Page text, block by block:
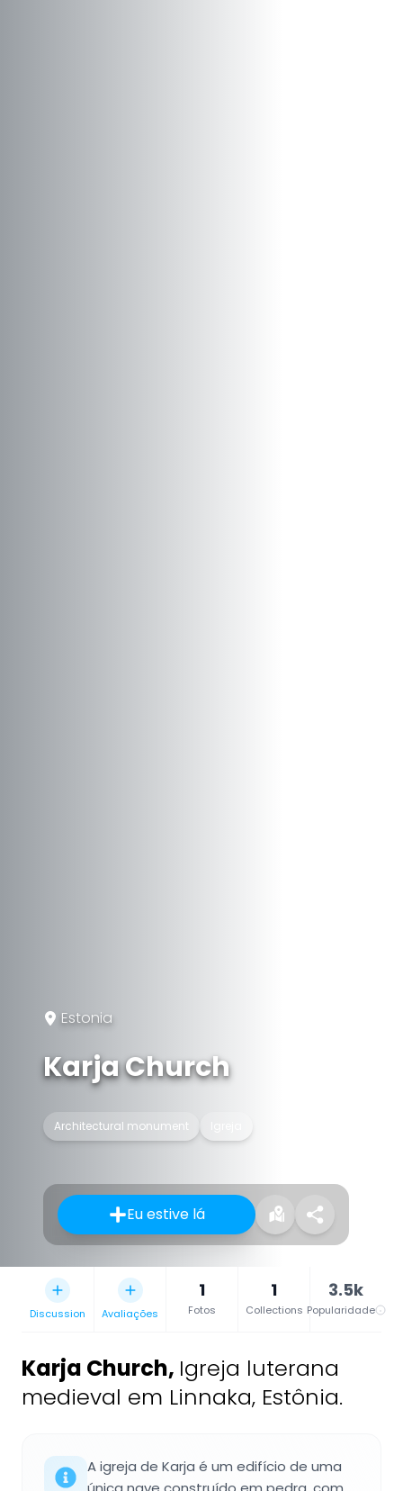
Estonia
Karja Church
Architectural monument
Eu estive lá
Discussion Avaliações
1
Fotos
1
Collections
3.5k
Popularidade
Karja Church, Igreja luterana
medieval em Linnaka, Estônia.
A igreja de Karja é um edifício de uma